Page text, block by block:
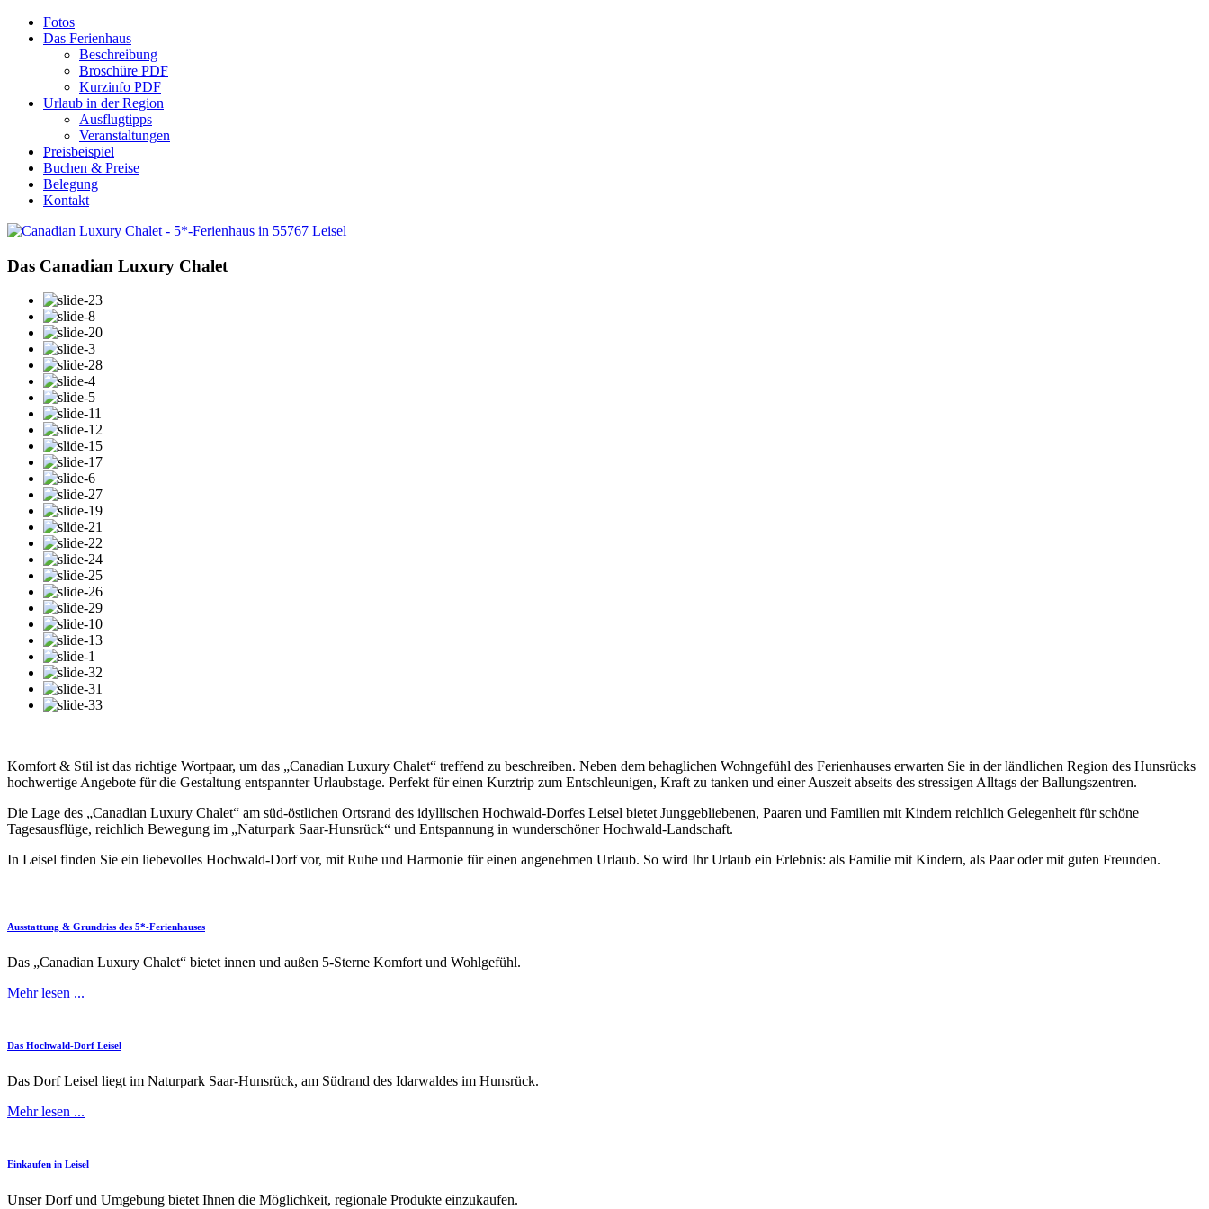
Fotos
Das Ferienhaus
Beschreibung
Broschüre PDF
Kurzinfo PDF
Urlaub in der Region
Ausflugtipps
Veranstaltungen
Preisbeispiel
Buchen & Preise
Belegung
Kontakt
Das Canadian Luxury Chalet
Komfort & Stil ist das richtige Wortpaar, um das „Canadian Luxury Chalet“ treffend zu beschreiben. Neben dem behaglichen Wohngefühl des Ferienhauses erwarten Sie in der ländlichen Region des Hunsrücks
hochwertige Angebote für die Gestaltung entspannter Urlaubstage. Perfekt für einen Kurztrip zum Entschleunigen, Kraft zu tanken und einer Auszeit abseits des stressigen Alltags der Ballungszentren.
Die Lage des „Canadian Luxury Chalet“ am süd-östlichen Ortsrand des idyllischen Hochwald-Dorfes Leisel bietet Junggebliebenen, Paaren und Familien mit Kindern reichlich Gelegenheit für schöne
Tagesausflüge, reichlich Bewegung im „Naturpark Saar-Hunsrück“ und Entspannung in wunderschöner Hochwald-Landschaft.
In Leisel finden Sie ein liebevolles Hochwald-Dorf vor, mit Ruhe und Harmonie für einen angenehmen Urlaub. So wird Ihr Urlaub ein Erlebnis: als Familie mit Kindern, als Paar oder mit guten Freunden.
Ausstattung & Grundriss des 5*-Ferienhauses
Das „Canadian Luxury Chalet“ bietet innen und außen 5-Sterne Komfort und Wohlgefühl.
Mehr lesen ...
Das Hochwald-Dorf Leisel
Das Dorf Leisel liegt im Naturpark Saar-Hunsrück, am Südrand des Idarwaldes im Hunsrück.
Mehr lesen ...
Einkaufen in Leisel
Unser Dorf und Umgebung bietet Ihnen die Möglichkeit, regionale Produkte einzukaufen.